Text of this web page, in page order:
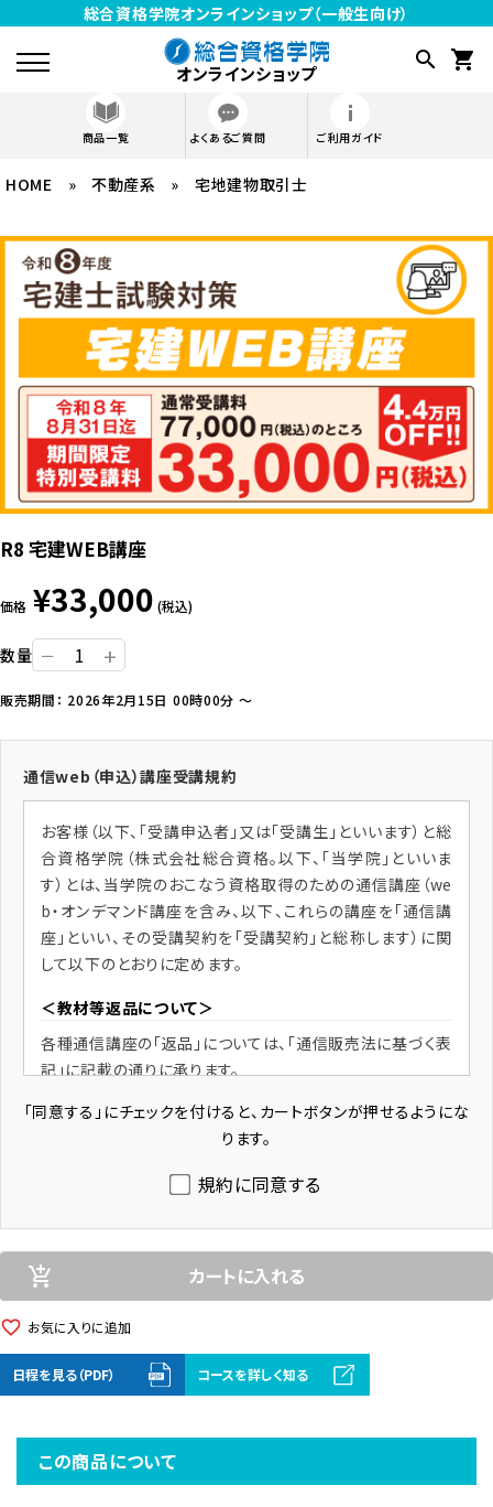
総合資格学院オンラインショップ（一般生向け）
オンラインショップ
search shopping_cart
商品一覧 よくあるご質問 ご利用ガイド
meeting_room ログイン
受講生は こちら
資格から探す
SHOP GUIDE
ご利用ガイド
よくあるご質問
HOME » 不動産系 » 宅地建物取引士
R8 宅建WEB講座
価格 ¥33,000 (税込)
数量 ー +
販売期間： 2026年2月15日 00時00分 ～
通信web（申込）講座受講規約
お客様（以下、「受講申込者」又は「受講生」といいます）と総
合資格学院（株式会社総合資格。以下、「当学院」といいま
す）とは、当学院のおこなう資格取得のための通信講座（we
b・オンデマンド講座を含み、以下、これらの講座を「通信講
座」といい、その受講契約を「受講契約」と総称します）に関
して以下のとおりに定めます。
＜教材等返品について＞
各種通信講座の「返品」については、「通信販売法に基づく表
記」に記載の通りに承ります。
販売業者
代表者： 佐藤 拓也
所在地： 東京都新宿区西新宿1-26-2
商品代金以外の必要料金
消費税、送料
在庫表示
各商品ごとに設定
品切れの場合にはサイト上に表示します。
ご入金完了確認後、原則、5営業日以内に一括して送付しま
「同意する」にチェックを付けると、カートボタンが押せるようにな
ります。
規約に同意する
add_shopping_cart カートに入れる
favorite_border お気に入りに追加
日程を見る（PDF） コースを詳しく知る
この商品について